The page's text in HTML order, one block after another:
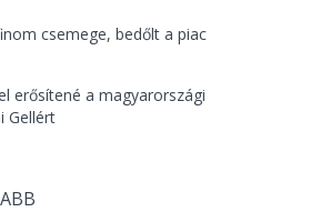
csemege, bedőlt a piac
erősítené a magyarországi
Gellért